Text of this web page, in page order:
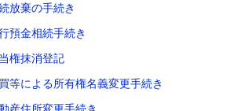
放棄の手続き
預金相続手続き
権抹消登記
等による所有権名義変更手続き
産住所変更手続き